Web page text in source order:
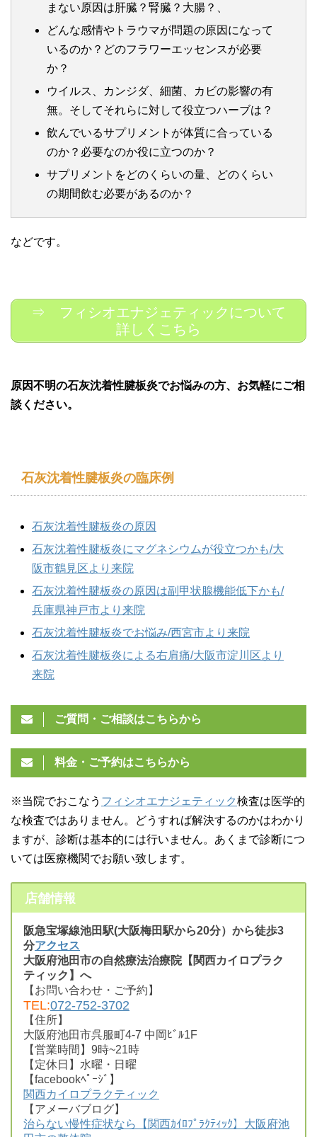
まない原因は肝臓？腎臓？大腸？、
どんな感情やトラウマが問題の原因になって
いるのか？どのフラワーエッセンスが必要
か？
ウイルス、カンジダ、細菌、カビの影響の有
無。そしてそれらに対して役立つハーブは？
飲んでいるサプリメントが体質に合っている
のか？必要なのか役に立つのか？
サプリメントをどのくらいの量、どのくらい
の期間飲む必要があるのか？
などです。
⇒ フィシオエナジェティックについて
詳しくこちら
原因不明の石灰沈着性腱板炎でお悩みの方、お気軽にご相
談ください。
石灰沈着性腱板炎の臨床例
石灰沈着性腱板炎の原因
石灰沈着性腱板炎にマグネシウムが役立つかも/大
阪市鶴見区より来院
石灰沈着性腱板炎の原因は副甲状腺機能低下かも/
兵庫県神戸市より来院
石灰沈着性腱板炎でお悩み/西宮市より来院
石灰沈着性腱板炎による右肩痛/大阪市淀川区より
来院
ご質問・ご相談はこちらから
料金・ご予約はこちらから
※当院でおこなう フィシオエナジェティック検査は医学的
な検査ではありません。どうすれば解決するのかはわかり
ますが、診断は基本的には行いません。あくまで診断につ
いては医療機関でお願い致します。
店舗情報
阪急宝塚線池田駅(大阪梅田駅から20分）から徒歩3
分アクセス
大阪府池田市の自然療法治療院【関西カイロプラク
ティック】へ
【お問い合わせ・ご予約】
TEL:072-752-3702
【住所】
大阪府池田市呉服町4-7 中岡ﾋﾞﾙ1F
【営業時間】9時~21時
【定休日】水曜・日曜
【facebookﾍﾟｰｼﾞ】
関西カイロプラクティック
【アメーバブログ】
治らない慢性症状なら【関西ｶｲﾛﾌﾟﾗｸﾃｨｯｸ】大阪府池